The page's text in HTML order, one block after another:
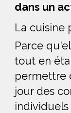
dans un
La cuisine
Parce
tout en
permettre
jour des